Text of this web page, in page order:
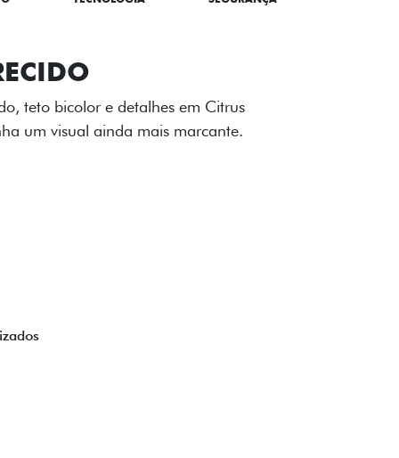
e nas laterais reforçam a identidade
comemorativa.